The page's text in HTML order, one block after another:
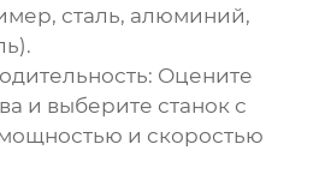
сталь, алюминий,
Оцените
и выберите станок с
и скоростью